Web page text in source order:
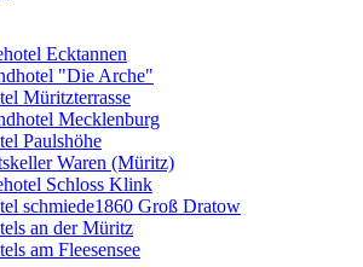
Ecktannen
"Die Arche"
Müritzterrasse
Mecklenburg
Paulshöhe
Waren (Müritz)
Schloss Klink
schmiede1860 Groß Dratow
an der Müritz
am Fleesensee